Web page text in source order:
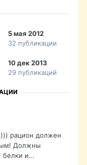
5 мая 2012
32 публикации
10 дек 2013
29 публикаций
рацион должен
Должны
белки и...